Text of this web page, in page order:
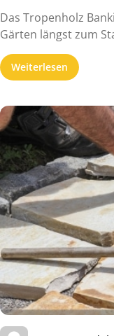
Das Tropenholz
Gärten längst zum
Weiterlesen